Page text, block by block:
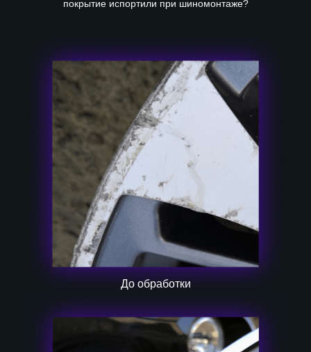
покрытие испортили при шиномонтаже?
До обработки